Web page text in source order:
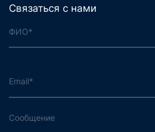
Связаться с нами